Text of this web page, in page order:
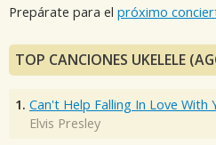
Prepárate para el próximo
TOP CANCIONES UKELELE
1. Can't Help Falling In Love With
Elvis Presley